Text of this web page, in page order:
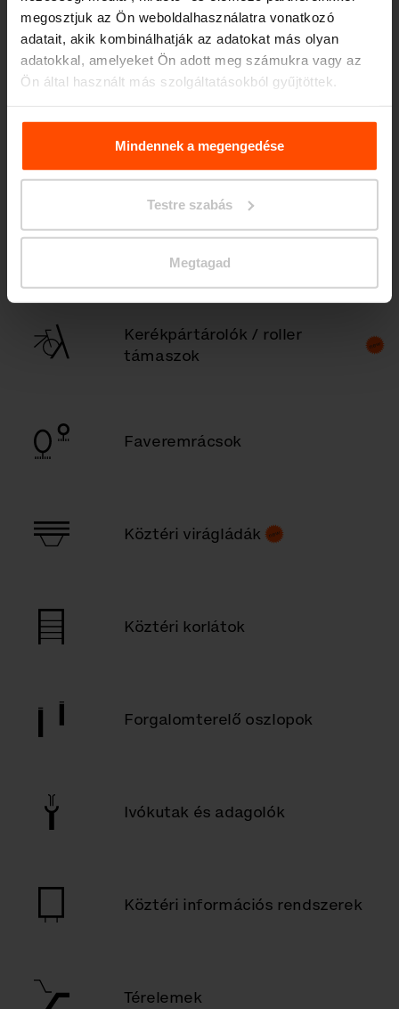
megosztjuk az Ön weboldalhasználatra vonatkozó
adatait, akik kombinálhatják az adatokat más olyan
adatokkal, amelyeket Ön adott meg számukra vagy az
Ön által használt más szolgáltatásokból gyűjtöttek.
További információért kérjük, látogasson el aPrinciples
Relating to the Processing. Personal Data
Mindennek a megengedése
Testre szabás
Megtagad
Fedett dohányzóhely
Fedett kerékpártárolók
Kerékpártárolók / roller
támaszok
Faveremrácsok
Köztéri virágládák
Köztéri korlátok
Forgalomterelő oszlopok
Ivókutak és adagolók
Köztéri információs rendszerek
Térelemek